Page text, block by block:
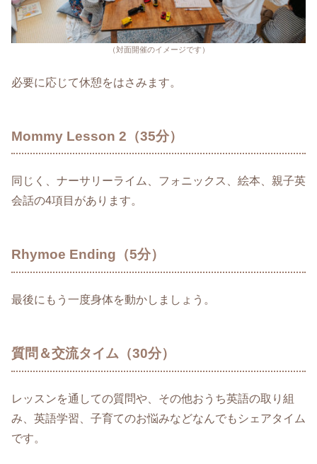
（対面開催のイメージです）
必要に応じて休憩をはさみます。
Mommy Lesson 2（35分）
同じく、ナーサリーライム、フォニックス、絵本、親子英
会話の4項目があります。
Rhymoe Ending（5分）
最後にもう一度身体を動かしましょう。
質問＆交流タイム（30分）
レッスンを通しての質問や、その他おうち英語の取り組
み、英語学習、子育てのお悩みなどなんでもシェアタイム
です。